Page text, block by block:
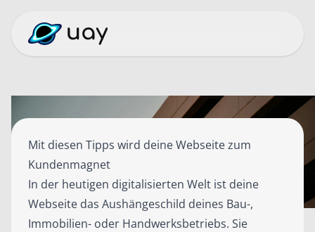
Mit diesen Tipps wird deine Webseite zum
Kundenmagnet
In der heutigen digitalisierten Welt ist deine
Webseite das Aushängeschild deines Bau-,
Immobilien- oder Handwerksbetriebs. Sie